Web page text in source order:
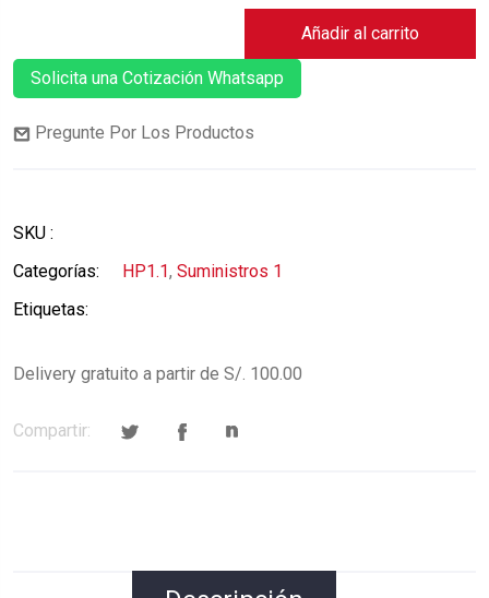
Añadir al carrito
Solicita una Cotización Whatsapp
Pregunte Por Los Productos
SKU :
Categorías:
HP1.1, Suministros 1
Etiquetas:
Delivery gratuito a partir de S/. 100.00
Compartir: